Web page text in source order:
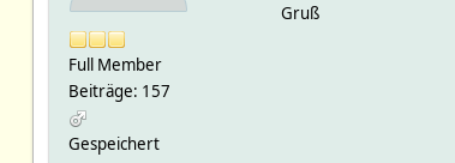
Full Member
Beiträge: 157
Gespeichert
Gruß